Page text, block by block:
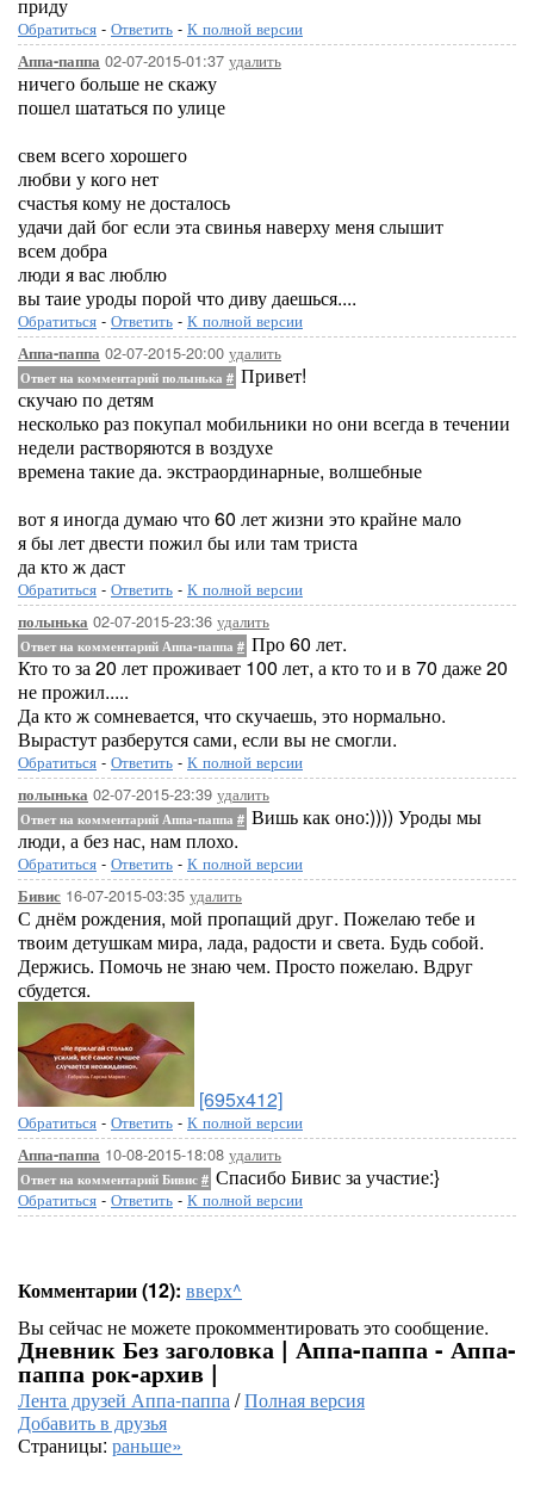
Обратиться - Ответить - К полной версии
Аппа-паппа 02-07-2015-01:37 удалить
ничего больше не скажу
пошел шататься по улице
свем всего хорошего
любви у кого нет
счастья кому не досталось
удачи дай бог если эта свинья наверху меня слышит
всем добра
люди я вас люблю
вы таие уроды порой что диву даешься....
Обратиться - Ответить - К полной версии
Аппа-паппа 02-07-2015-20:00 удалить
Ответ на комментарий полынька # Привет!
скучаю по детям
несколько раз покупал мобильники но они всегда в течении
недели растворяются в воздухе
времена такие да. экстраординарные, волшебные
вот я иногда думаю что 60 лет жизни это крайне мало
я бы лет двести пожил бы или там триста
да кто ж даст
Обратиться - Ответить - К полной версии
полынька 02-07-2015-23:36 удалить
Ответ на комментарий Аппа-паппа # Про 60 лет.
Кто то за 20 лет проживает 100 лет, а кто то и в 70 даже 20
не прожил.....
Да кто ж сомневается, что скучаешь, это нормально.
Вырастут разберутся сами, если вы не смогли.
Обратиться - Ответить - К полной версии
полынька 02-07-2015-23:39 удалить
Ответ на комментарий Аппа-паппа # Вишь как оно:)))) Уроды мы
люди, а без нас, нам плохо.
Обратиться - Ответить - К полной версии
Бивис 16-07-2015-03:35 удалить
С днём рождения, мой пропащий друг. Пожелаю тебе и
твоим детушкам мира, лада, радости и света. Будь собой.
Держись. Помочь не знаю чем. Просто пожелаю. Вдруг
сбудется.
[695x412]
Обратиться - Ответить - К полной версии
Аппа-паппа 10-08-2015-18:08 удалить
Ответ на комментарий Бивис # Спасибо Бивис за участие:}
Обратиться - Ответить - К полной версии
Комментарии (12): вверх^
Вы сейчас не можете прокомментировать это сообщение.
Дневник Без заголовка | Аппа-паппа - Аппа-
паппа рок-архив |
Лента друзей Аппа-паппа/Полная версия
Добавить в друзья
Страницы: раньше»